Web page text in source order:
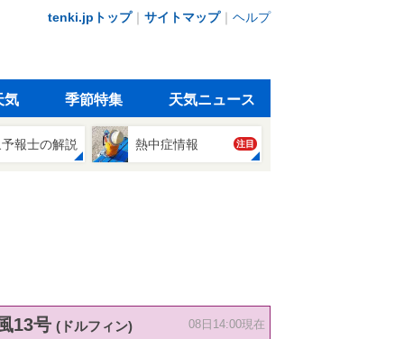
tenki.jpトップ｜ サイトマップ｜ ヘルプ
気 季節特集 天気ニュース
報士の解説 熱中症情報 注目
13号 (ドルフィン) 08日14:00現在